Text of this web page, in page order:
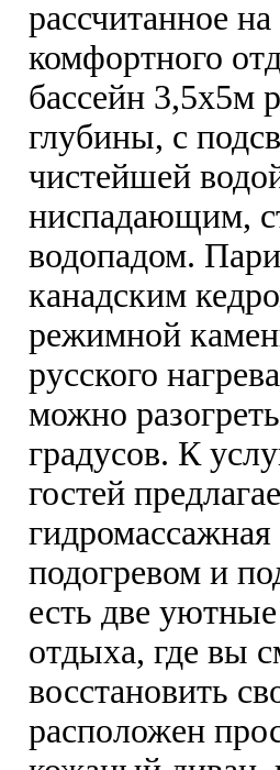
рассчитанное
комфортного
бассейн 3,5х5м
глубины, с
чистейшей
ниспадающим,
водопадом.
канадским
режимной
русского
можно
градусов. К
гостей
гидромассажная
подогревом и
есть две
отдыха, где вы
восстановить
расположен